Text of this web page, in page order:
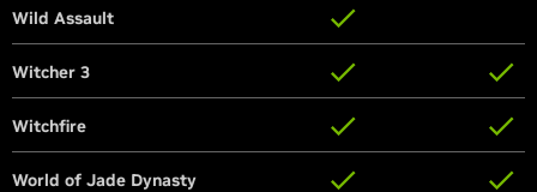
Wild Assault
Witcher 3
Witchfire
World of Jade Dynasty
Wild Assault
Witcher 3
Witchfire
World of Jade Dynasty